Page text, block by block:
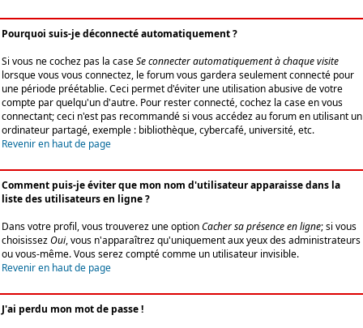
Pourquoi suis-je déconnecté automatiquement ?
Si vous ne cochez pas la caseSe connecter automatiquement à chaque visite
lorsque vous vous connectez, le forum vous gardera seulement connecté pour
une période préétablie. Ceci permet d'éviter une utilisation abusive de votre
compte par quelqu'un d'autre. Pour rester connecté, cochez la case en vous
connectant; ceci n'est pas recommandé si vous accédez au forum en utilisant un
ordinateur partagé, exemple : bibliothèque, cybercafé, université, etc.
Revenir en haut de page
Comment puis-je éviter que mon nom d'utilisateur apparaisse dans la
liste des utilisateurs en ligne ?
Dans votre profil, vous trouverez une optionCacher sa présence en ligne; si vous
choisissezOui, vous n'apparaîtrez qu'uniquement aux yeux des administrateurs
ou vous-même. Vous serez compté comme un utilisateur invisible.
Revenir en haut de page
J'ai perdu mon mot de passe !